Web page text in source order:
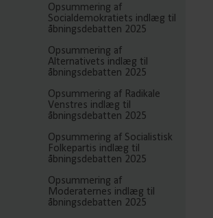
Opsummering af
Socialdemokratiets indlæg til
åbningsdebatten 2025
Opsummering af
Alternativets indlæg til
åbningsdebatten 2025
Opsummering af Radikale
Venstres indlæg til
åbningsdebatten 2025
Opsummering af Socialistisk
Folkepartis indlæg til
åbningsdebatten 2025
Opsummering af
Moderaternes indlæg til
åbningsdebatten 2025